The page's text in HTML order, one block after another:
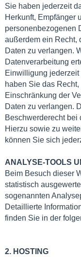
Sie haben jederzeit
Herkunft, Empfänger
personenbezogenen
außerdem ein Recht,
Daten zu verlangen.
Datenverarbeitung
Einwilligung
haben Sie das
Einschränkung der
Daten zu verlangen.
Beschwerderecht bei
Hierzu sowie zu
können Sie sich
ANALYSE-TOOLS
Beim Besuch dieser
statistisch
sogenannten
Detaillierte
finden Sie in der
2. HOSTING